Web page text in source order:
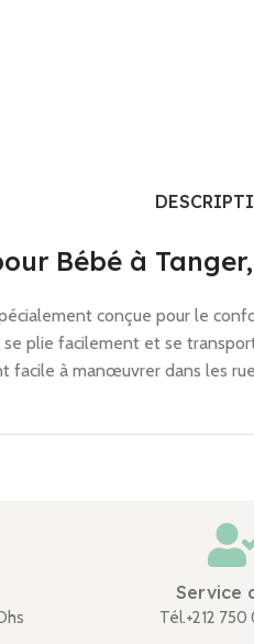
Bébé à
conçue pour le
plie facilement et se
à manœuvrer dans les
Service
Tél.+212